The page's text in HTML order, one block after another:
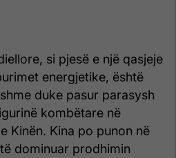
si pjesë e një qasjeje
energjetike, është
duke pasur parasysh
kombëtare në
Kinën. Kina po punon në
dominuar prodhimin